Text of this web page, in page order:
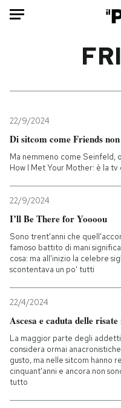
Mondo
Politica
Tecnologia
Internet
Scienza
Economia
Sport
PODCAST
NEWSLETTER
I MIEI PREFERITI
22/9/2024
Di sitcom come Friends
Ma nemmeno come Seinfeld,
How I Met Your Mother: è la tv
22/9/2024
I’ll Be There for Yoooou
Sono trent'anni che
famoso battito di mani
cosa: ma all'inizio la celebre
scontentava un po' tutti
22/4/2024
Ascesa e caduta delle
La maggior parte degli
considera ormai
gusto, ma nelle sitcom hanno
cinquant'anni e ancora non
tutto